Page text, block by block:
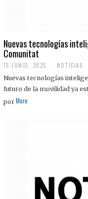
Nuevas tecnologías
Comunitat
15 JUNIO, 2025 NOTICIAS
Nuevas tecnologías
futuro de la movilidad ya
por More